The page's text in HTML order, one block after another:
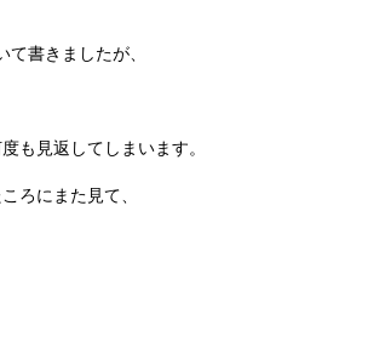
て書きましたが、
も見返してしまいます。
ろにまた見て、